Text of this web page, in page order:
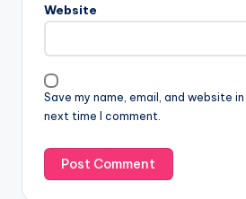
Website
Save my name, email, and website
next time I comment.